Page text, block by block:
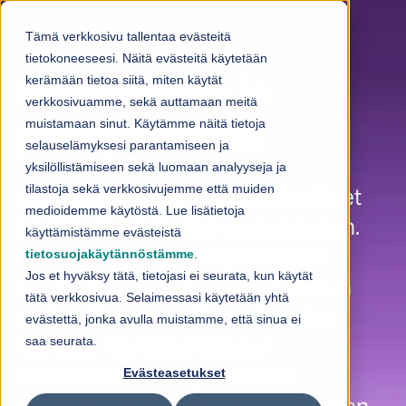
Tämä verkkosivu tallentaa evästeitä
tietokoneeseesi. Näitä evästeitä käytetään
kerämään tietoa siitä, miten käytät
verkkosivuamme, sekä auttamaan meitä
muistamaan sinut. Käytämme näitä tietoja
selauselämyksesi parantamiseen ja
yksilöllistämiseen sekä luomaan analyyseja ja
tilastoja sekä verkkosivujemme että muiden
medioidemme käytöstä. Lue lisätietoja
käyttämistämme evästeistä
tietosuojakäytännöstämme
Jos et hyväksy tätä, tietojasi ei seurata, kun käytät
tätä verkkosivua. Selaimessasi käytetään yhtä
evästettä, jonka avulla muistamme, että sinua ei
saa seurata.
Evästeasetukset
Identiteetin- ja
pääsynhallinta
Keskitetyllä IdM-ratkaisulla hallitset
käyttövaltuuksia läpi organisaation.
Pääsynhallinnalla (AM) huolehdit
käyttäjien pääsystä järjestelmiin ja
suojaat järjestelmiä asiattomalta
käytöltä. Identiteettitiedon
hallintaratkaisulla (IGA) lisäät